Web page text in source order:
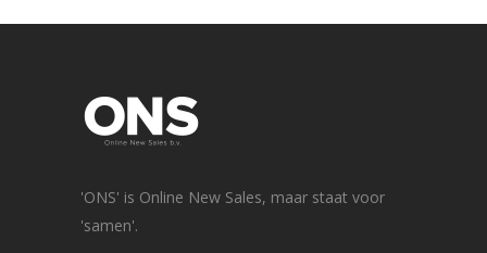
'ONS' is Online New Sales, maar staat voor
'samen'.